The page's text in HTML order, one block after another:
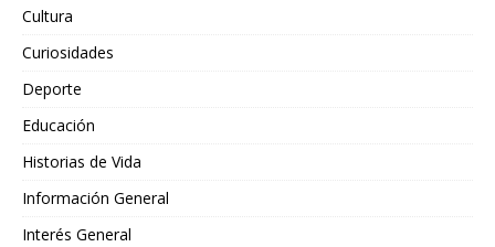
Cultura
Curiosidades
Deporte
Educación
Historias de Vida
Información General
Interés General